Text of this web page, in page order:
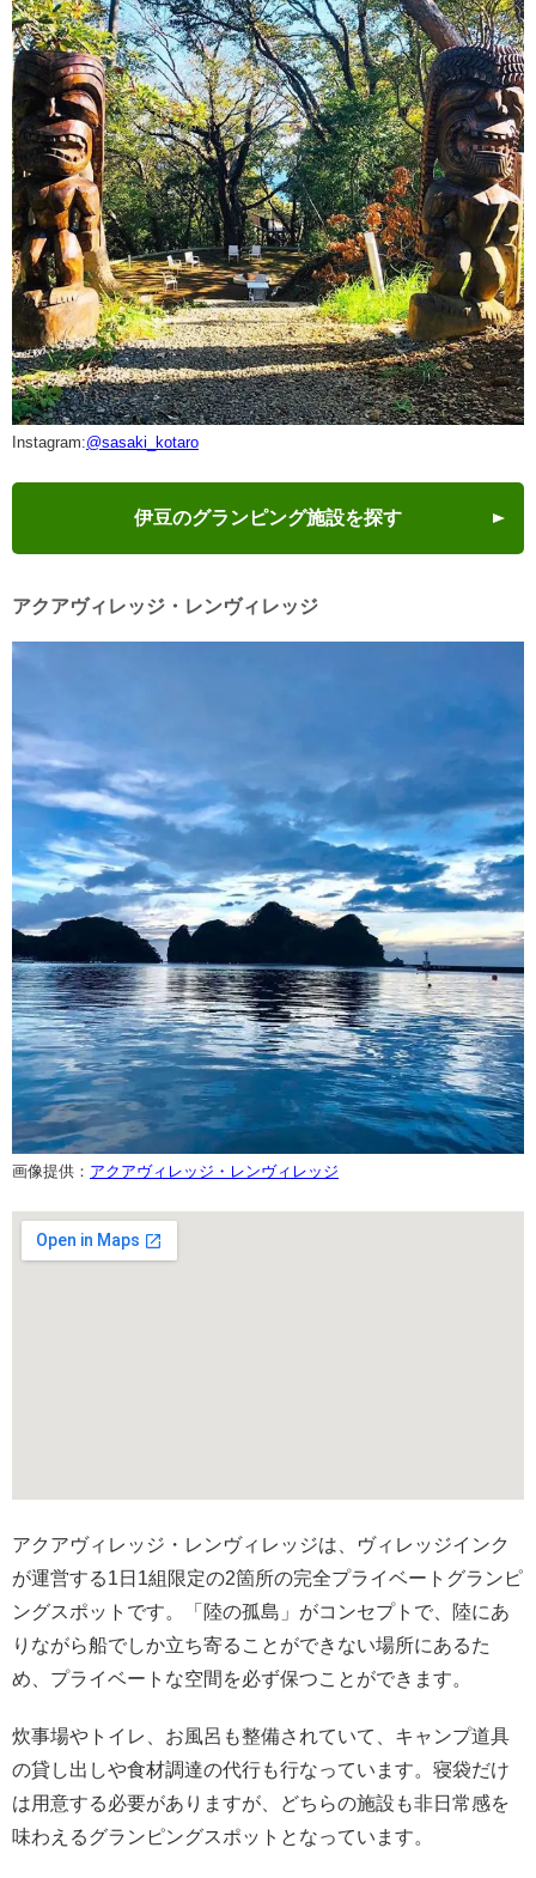
Instagram:@sasaki_kotaro
伊豆のグランピング施設を探す
アクアヴィレッジ・レンヴィレッジ
画像提供： アクアヴィレッジ・レンヴィレッジ
アクアヴィレッジ・レンヴィレッジは、ヴィレッジインク
が運営する1日1組限定の2箇所の完全プライベートグランピ
ングスポットです。「陸の孤島」がコンセプトで、陸にあ
りながら船でしか立ち寄ることができない場所にあるた
め、プライベートな空間を必ず保つことができます。
炊事場やトイレ、お風呂も整備されていて、キャンプ道具
の貸し出しや食材調達の代行も行なっています。寝袋だけ
は用意する必要がありますが、どちらの施設も非日常感を
味わえるグランピングスポットとなっています。